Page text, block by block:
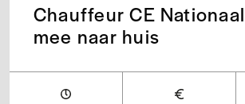
Chauffeur CE
mee naar huis